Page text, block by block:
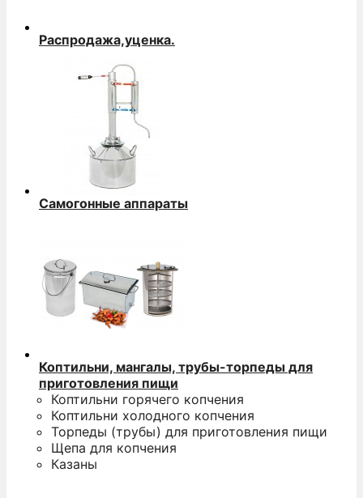
Распродажа,уценка.
Самогонные аппараты
Коптильни, мангалы, трубы-торпеды для
приготовления пищи
Коптильни горячего копчения
Коптильни холодного копчения
Торпеды (трубы) для приготовления пищи
Щепа для копчения
Казаны